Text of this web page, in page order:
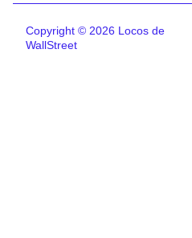
Copyright © 2026 Locos de
WallStreet